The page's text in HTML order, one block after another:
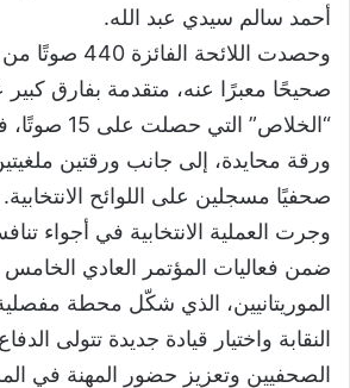
أحمد سالم سيدي عبد الله.
صحيحًا معبرًا عنه، متقدمة بفارق كبير
صحفيًا مسجلين على اللوائح الانتخابية.
وجرت العملية الانتخابية في أجواء
ضمن فعاليات المؤتمر العادي الخامس
الموريتانيين، الذي شكّل محطة
النقابة واختيار قيادة جديدة تتولى
الصحفيين وتعزيز حضور المهنة في